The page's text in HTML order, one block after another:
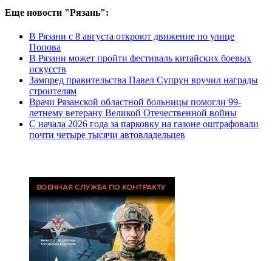
Еще новости "Рязань":
В Рязани с 8 августа откроют движение по улице
Попова
В Рязани может пройти фестиваль китайских боевых
искусств
Зампред правительства Павел Супрун вручил награды
строителям
Врачи Рязанской областной больницы помогли 99-
летнему ветерану Великой Отечественной войны
С начала 2026 года за парковку на газоне оштрафовали
почти четыре тысячи автовладельцев